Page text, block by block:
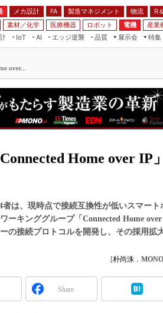
メカ設計 FA 製造マネジメント 物流 R
素材／化学 医療機器 ロボット 電機 産業
IoT
AI
エッジ逆襲 品質
展示会
込み/エッジ コンピューティング
＆IoT/5Gソリューション展
IIFES
際ロボット展
ャパンモビリティショー
スマート工場EXPO
業オープンネット展
特集
5G
VR／AR
フィールドサービス
組み込み画像技術
車載ソフト開発
ISO26262
デジタルツインとCAE
製造マネジメント
FA
モビリティ
over...
Home over IP」
は、現時点で接続互換性が低いスマート
ーキンググループ「Connected Home over
の接続プロトコルを開発し、その採用拡
[朴尚洙 ，
Share